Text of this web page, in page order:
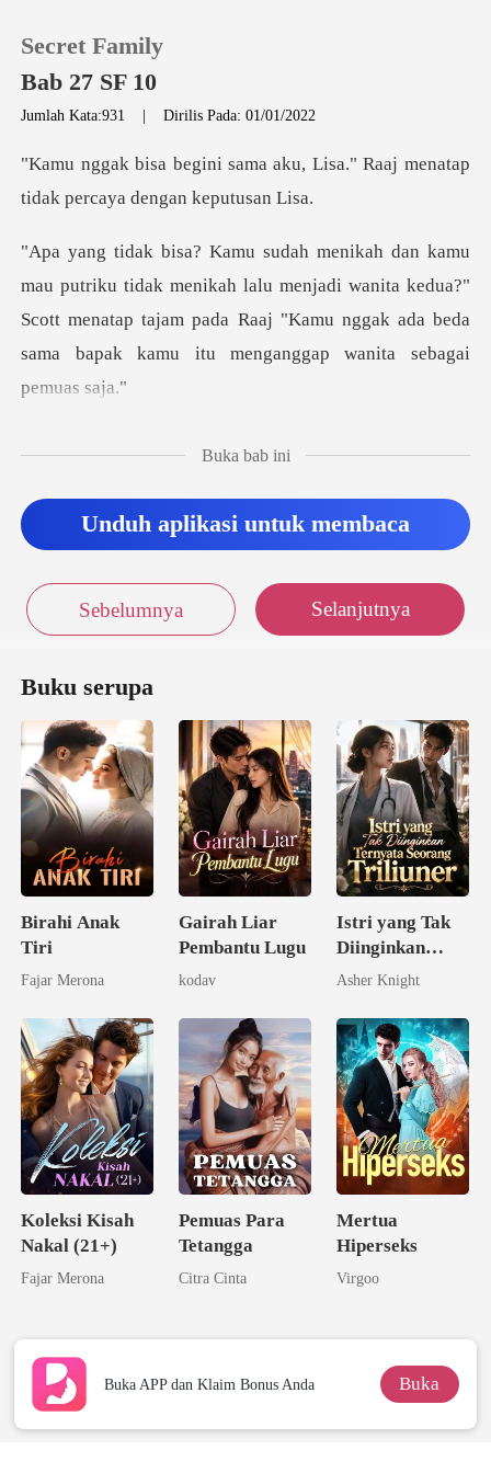
0
Riwayat Membaca
Keluar
Secret Family
Bab 27 SF 10
Jumlah Kata:931 |Dirilis Pada: 01/01/2022
ku, Lisa." Raaj menatap
tidak
ikah lalu menjadi wanita kedua?"
Scott menatap tajam pada Raaj "Kamu ng
Buka bab ini
Unduh aplikasi untuk membaca
Sebelumnya Selanjutnya
Buku serupa
Birahi Anak
Tiri
Fajar Merona
Gairah Liar
Pembantu Lugu
kodav
Istri yang Tak
Diinginkan
Ternyata
Triliuner
Asher Knight
Koleksi Kisah
Nakal (21+)
Fajar Merona
Pemuas Para
Tetangga
Citra Cinta
Mertua
Hiperseks
Virgoo
Buka APP dan Klaim Bonus Anda Buka